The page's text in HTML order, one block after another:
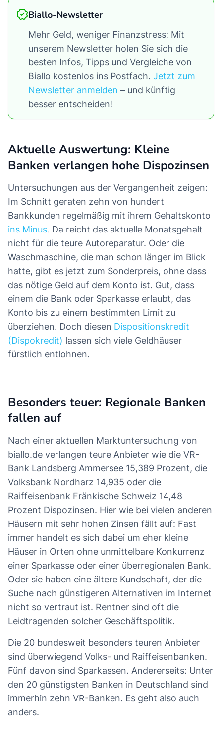
Biallo-Newsletter
Mehr Geld, weniger Finanzstress: Mit
unserem Newsletter holen Sie sich die
besten Infos, Tipps und Vergleiche von
Biallo kostenlos ins Postfach. Jetzt zum
Newsletter anmelden – und künftig
besser entscheiden!
Aktuelle Auswertung: Kleine
Banken verlangen hohe Dispozinsen
Untersuchungen aus der Vergangenheit zeigen:
Im Schnitt geraten zehn von hundert
Bankkunden regelmäßig mit ihrem Gehaltskonto
ins Minus. Da reicht das aktuelle Monatsgehalt
nicht für die teure Autoreparatur. Oder die
Waschmaschine, die man schon länger im Blick
hatte, gibt es jetzt zum Sonderpreis, ohne dass
das nötige Geld auf dem Konto ist. Gut, dass
einem die Bank oder Sparkasse erlaubt, das
Konto bis zu einem bestimmten Limit zu
überziehen. Doch diesen Dispositionskredit
(Dispokredit) lassen sich viele Geldhäuser
fürstlich entlohnen.
Besonders teuer: Regionale Banken
fallen auf
Nach einer aktuellen Marktuntersuchung von
biallo.de verlangen teure Anbieter wie die VR-
Bank Landsberg Ammersee 15,389 Prozent, die
Volksbank Nordharz 14,935 oder die
Raiffeisenbank Fränkische Schweiz 14,48
Prozent Dispozinsen. Hier wie bei vielen anderen
Häusern mit sehr hohen Zinsen fällt auf: Fast
immer handelt es sich dabei um eher kleine
Häuser in Orten ohne unmittelbare Konkurrenz
einer Sparkasse oder einer überregionalen Bank.
Oder sie haben eine ältere Kundschaft, der die
Suche nach günstigeren Alternativen im Internet
nicht so vertraut ist. Rentner sind oft die
Leidtragenden solcher Geschäftspolitik.
Die 20 bundesweit besonders teuren Anbieter
sind überwiegend Volks- und Raiffeisenbanken.
Fünf davon sind Sparkassen. Andererseits: Unter
den 20 günstigsten Banken in Deutschland sind
immerhin zehn VR-Banken. Es geht also auch
anders.